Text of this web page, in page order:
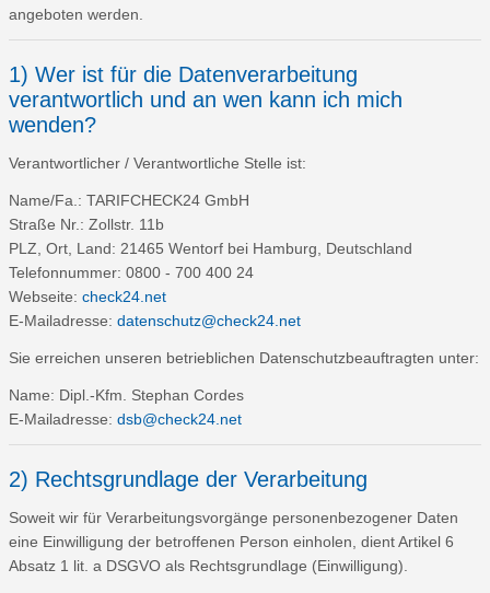
angeboten werden.
1) Wer ist für die Datenverarbeitung
verantwortlich und an wen kann ich mich
wenden?
Verantwortlicher / Verantwortliche Stelle ist:
Name/Fa.: TARIFCHECK24 GmbH
Straße Nr.: Zollstr. 11b
PLZ, Ort, Land: 21465 Wentorf bei Hamburg, Deutschland
Telefonnummer: 0800 - 700 400 24
Webseite: check24.net
E-Mailadresse: datenschutz@check24.net
Sie erreichen unseren betrieblichen Datenschutzbeauftragten unter:
Name: Dipl.-Kfm. Stephan Cordes
E-Mailadresse: dsb@check24.net
2) Rechtsgrundlage der Verarbeitung
Soweit wir für Verarbeitungsvorgänge personenbezogener Daten
eine Einwilligung der betroffenen Person einholen, dient Artikel 6
Absatz 1 lit. a DSGVO als Rechtsgrundlage (Einwilligung).